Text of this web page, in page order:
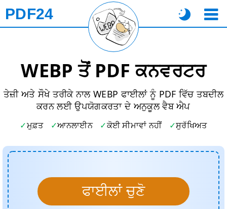
PDF24
WEBP ਤੋਂ PDF ਕਨਵਰਟਰ
ਤੇਜ਼ੀ ਅਤੇ ਸੌਖੇ ਤਰੀਕੇ ਨਾਲ WEBP ਫਾਈਲਾਂ ਨੂੰ PDF ਵਿੱਚ ਤਬਦੀਲ
ਕਰਨ ਲਈ ਉਪਯੋਗਕਰਤਾ ਦੇ ਅਨੁਕੂਲ ਵੈਬ ਐਪ
ਮੁਫ਼ਤ ਆਨਲਾਈਨ ਕੋਈ ਸੀਮਾਵਾਂ ਨਹੀਂ ਸੁਰੱਖਿਅਤ
ਫਾਈਲਾਂ ਚੁਣੋ